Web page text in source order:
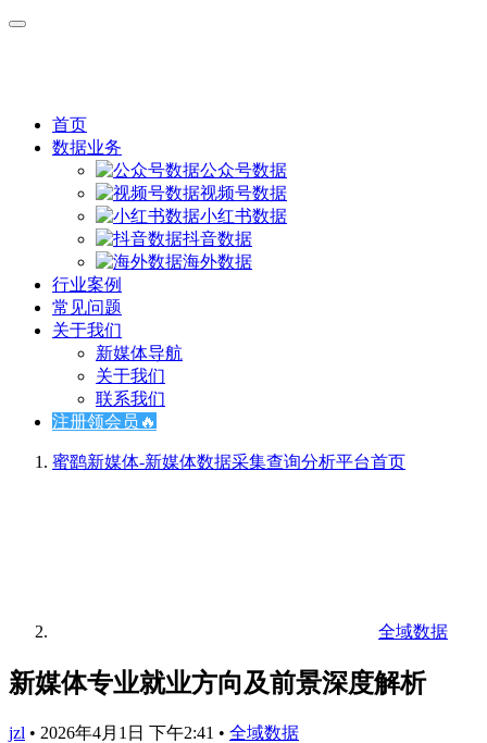
首页
数据业务
公众号数据
视频号数据
小红书数据
抖音数据
海外数据
行业案例
常见问题
关于我们
新媒体导航
关于我们
联系我们
注册领会员🔥
蜜鹞新媒体-新媒体数据采集查询分析平台首页
全域数据
新媒体专业就业方向及前景深度解析
jzl • 2026年4月1日 下午2:41 • 全域数据